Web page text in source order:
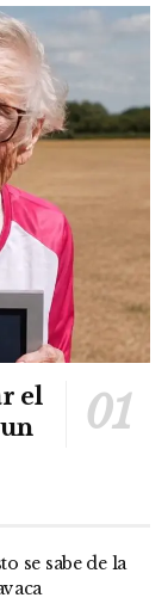
el
se sabe de la